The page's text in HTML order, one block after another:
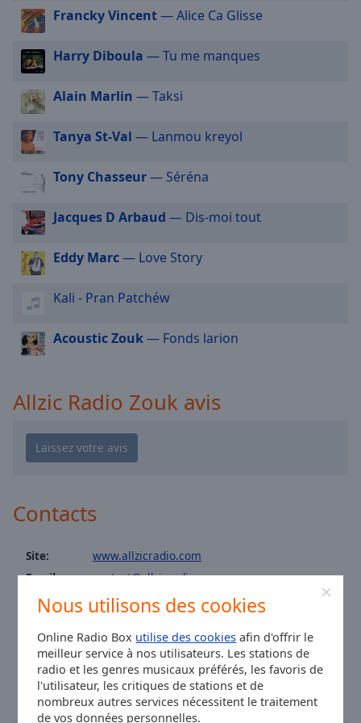
Nous utilisons des cookies
Online Radio Box utilise des cookies afin d'offrir le
meilleur service à nos utilisateurs. Les stations de
radio et les genres musicaux préférés, les favoris de
l'utilisateur, les critiques de stations et de
nombreux autres services nécessitent le traitement
de vos données personnelles.
and
close
window.
Text
Color
Opacity
Text
Background
Color
Opacity
Caption
Color
Opacity
Size
Edge
Family
Allzic Radio 7/12
Allzic Radio Funk
Allzic Radio Lounge
Allzic Radio Love
Allzic Radio Classic
Allzic Radio 4/7
Allzic Radio Golds Français
Allzic Radio Black Music
Allzic Radio Fitness
Allzic Radio Africa
Allzic Radio Années 70
Allzic Radio Classic Piano
Allzic Radio Classic Violon
Allzic Radio Disney
Allzic Radio Live FR
Allzic Radio Live GOLD
Allzic Radio Pop Queens
Francky Vincent— Alice Ca Glisse
Harry Diboula — Tu me manques
Alain Marlin — Taksi
Tanya St-Val — Lanmou kreyol
Tony Chasseur— Séréna
Jacques D Arbaud — Dis-moi tout
Eddy Marc— Love Story
Kali - Pran Patchéw
Acoustic Zouk— Fonds larion
Allzic Radio Zouk avis
Contacts
Site:
www.allzicradio.com
Email:
contact@allzicradio.com
Facebook:
@allzicradio
Heure à Lyon:18:03,08.08.2026